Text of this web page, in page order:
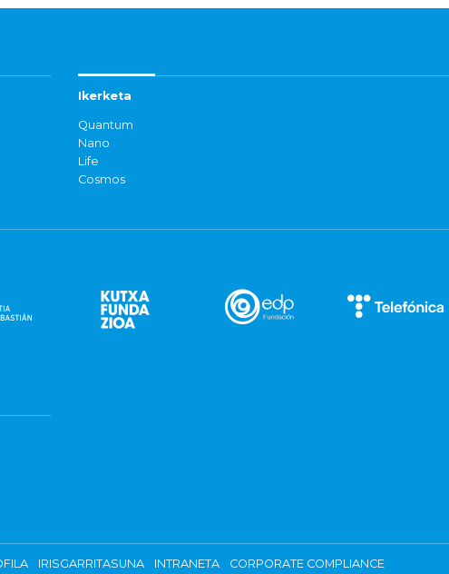
Ikerketa
Quantum
Nano
Life
Cosmos
IRISGARRITASUNA INTRANETA CORPORATE COMPLIANCE